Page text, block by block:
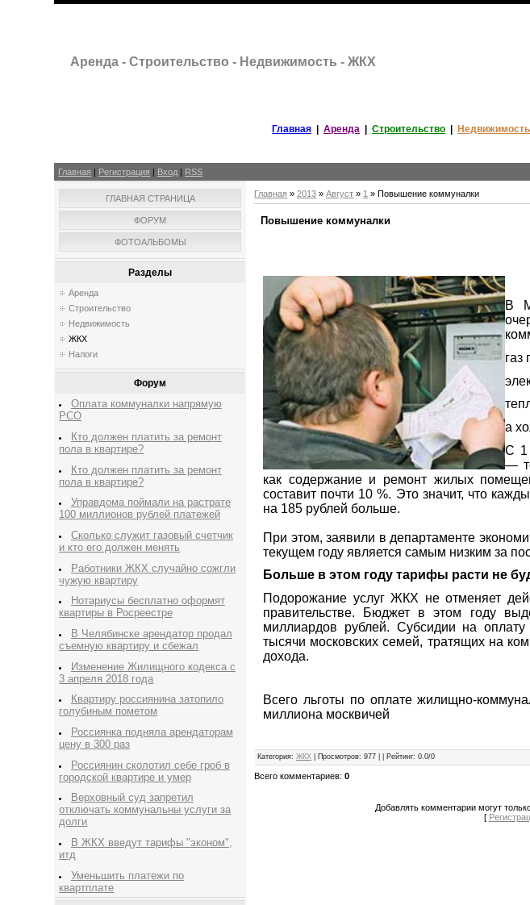
Аренда - Строительство - Недвижимость - ЖКХ
Главная Аренда Строительство Недвижимость
Главная Регистрация Вход RSS
ГЛАВНАЯ СТРАНИЦА
ФОРУМ
ФОТОАЛЬБОМЫ
Разделы
Аренда
Строительство
Недвижимость
ЖКХ
Налоги
Форум
Оплата коммуналки напрямую
РСО
Кто должен платить за ремонт
пола в квартире?
Кто должен платить за ремонт
пола в квартире?
Управдома поймали на растрате
100 миллионов рублей платежей
Сколько служит газовый счетчик
и кто его должен менять
Работники ЖКХ случайно сожгли
чужую квартиру
Нотариусы бесплатно оформят
квартиры в Росреестре
В Челябинске арендатор продал
съемную квартиру и сбежал
Изменение Жилищного кодекса с
3 апреля 2018 года
Квартиру россиянина затопило
голубиным пометом
Россиянка подняла арендаторам
цену в 300 раз
Россиянин сколотил себе гроб в
городской квартире и умер
Верховный суд запретил
отключать коммунальны услуги за
долги
В ЖКХ введут тарифы "эконом",
итд
Уменьшить платежи по
квартплате
Главная »2013 » Август » 1 » Повышение коммуналки
Повышение коммуналки
В
газ
а
С 1
—
как содержание и ремонт жилых
составит почти 10 %. Это значит, что
на 185 рублей больше.
При этом, заявили в департаменте
текущем году является самым низким за
Больше в этом году тарифы расти не
Подорожание услуг ЖКХ не отменяет
правительстве. Бюджет в этом году
миллиардов рублей. Субсидии на
тысячи московских семей, тратящих на
дохода.
Всего льготы по оплате жилищно-
миллиона москвичей
Категория:ЖКХ Просмотров: 977 | | Рейтинг:0.0/0
Всего комментариев:0
Добавлять комментарии могут
[